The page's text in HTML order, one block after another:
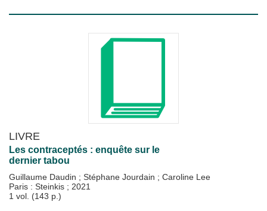
LIVRE
Les contraceptés : enquête sur le
dernier tabou
Guillaume Daudin ; Stéphane Jourdain ; Caroline Lee
Paris : Steinkis ; 2021
1 vol. (143 p.)